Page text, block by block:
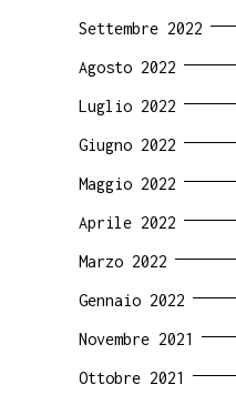
Settembre 2022
Agosto 2022
Luglio 2022
Giugno 2022
Maggio 2022
Aprile 2022
Marzo 2022
Gennaio 2022
Novembre 2021
Ottobre 2021